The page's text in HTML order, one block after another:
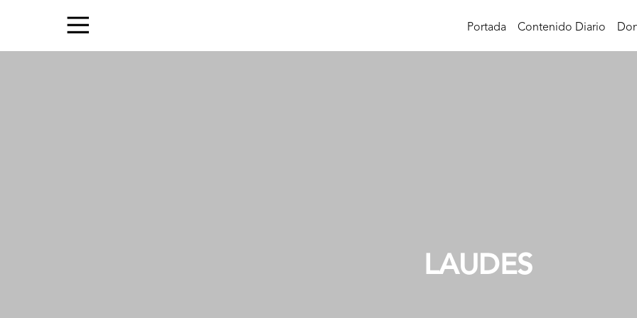
Portada Contenido Diario
LAUDES